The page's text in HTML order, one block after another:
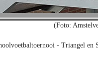
(Foto:
- Triangel